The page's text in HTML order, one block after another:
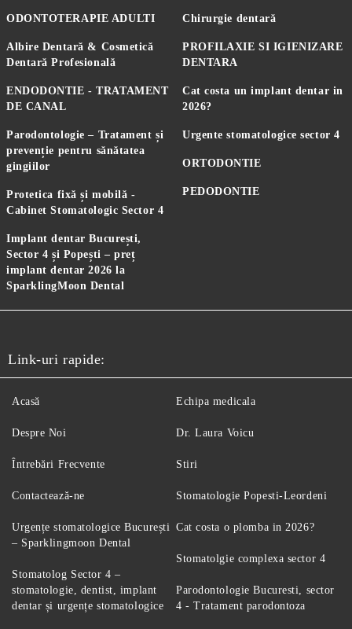
ODONTOTERAPIE ADULTI
Albire Dentară & Cosmetică
Dentară Profesională
ENDODONTIE - TRATAMENT
DE CANAL
Parodontologie – Tratament și
prevenție pentru sănătatea
gingiilor
Protetica fixă și mobilă -
Cabinet Stomatologic Sector 4
Implant dentar București,
Sector 4 și Popești – preț
implant dentar 2026 la
SparklingMoon Dental
Chirurgie dentară
PROFILAXIE SI IGIENIZARE
DENTARA
Cat costa un implant dentar in
2026?
Urgente stomatologice sector 4
ORTODONTIE
PEDODONTIE
Link-uri rapide:
Acasă
Despre Noi
Întrebări Frecvente
Contactează-ne
Echipa medicala
Dr. Laura Voicu
Stiri
Stomatologie Popesti-Leordeni
Urgențe stomatologice București
– Sparklingmoon Dental
Stomatolog Sector 4 –
stomatologie, dentist, implant
dentar și urgențe stomatologice
Cat costa o plomba in 2026?
Stomatolgie complexa sector 4
Parodontologie Bucuresti, sector
4 - Tratament parodontoza